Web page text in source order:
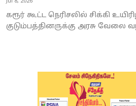
Spirituality
Weather
கரூர் கூட்ட நெரிசலில் சிக்கி
குடும்பத்தினருக்கு அரசு வேலை